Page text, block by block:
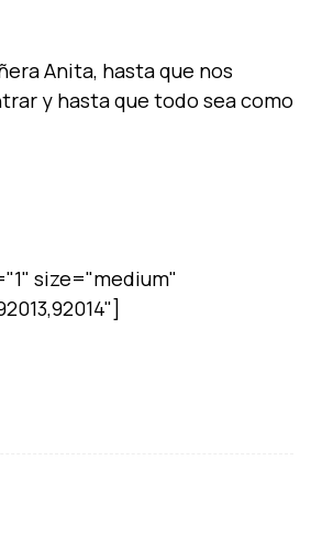
Anita, hasta que nos
y hasta que todo sea como
size="medium"